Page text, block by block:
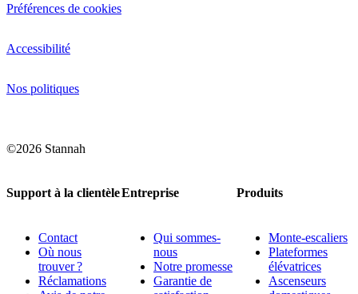
Préférences de cookies
Accessibilité
Nos politiques
©2026 Stannah
Support à la clientèle
Contact
Où nous
trouver ?
Réclamations
Entreprise
Qui sommes-
nous
Notre promesse
Garantie de
Produits
Monte-escaliers
Plateformes
élévatrices
Ascenseurs